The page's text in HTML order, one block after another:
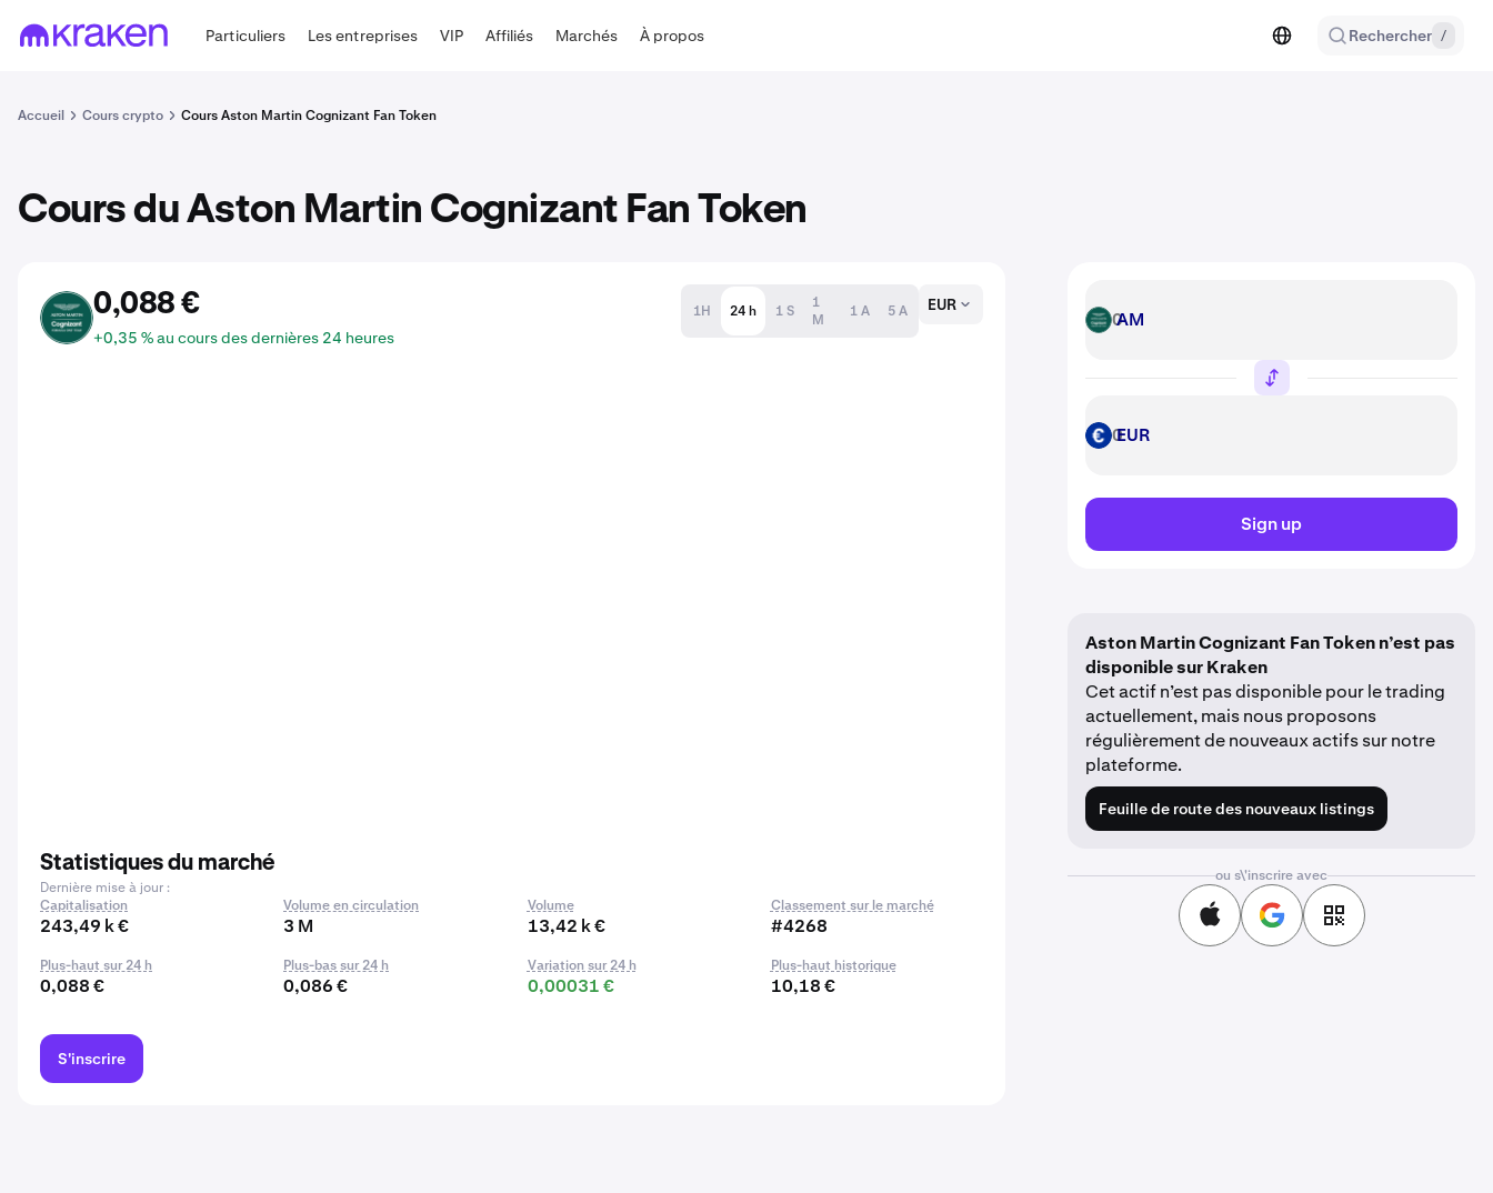
Particuliers Les entreprises VIP Affiliés Marchés À propos Rechercher /
Accueil Cours crypto Cours Aston Martin Cognizant Fan Token
Cours du Aston Martin Cognizant Fan Token
AM 0,088 €
+0,35 % au cours des dernières 24 heures
1H 24 h 1 S
1
M
1 A 5 A EUR
Statistiques du marché
Dernière mise à jour :
Capitalisation
243,49 k €
Volume en circulation
3 M
Volume
13,42 k €
Classement sur le marché
#4268
Plus-haut sur 24 h
0,088 €
Plus-bas sur 24 h
0,086 €
Variation sur 24 h
0,00031 €
Plus-haut historique
10,18 €
S'inscrire
AM AM
EUR EUR
Sign up
Aston Martin Cognizant Fan Token n’est pas
disponible sur Kraken
Cet actif n’est pas disponible pour le trading
actuellement, mais nous proposons
régulièrement de nouveaux actifs sur notre
plateforme.
Feuille de route des nouveaux listings
ou s\'inscrire avec